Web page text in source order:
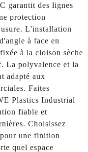
garantit des lignes
protection
L'installation
à face en
à la cloison sèche
La polyvalence et la
adapté aux
Faites
Plastics Industrial
fiable et
Choisissez
une finition
quel espace